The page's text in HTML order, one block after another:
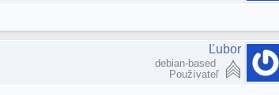
Ľubor
debian-based
Používateľ